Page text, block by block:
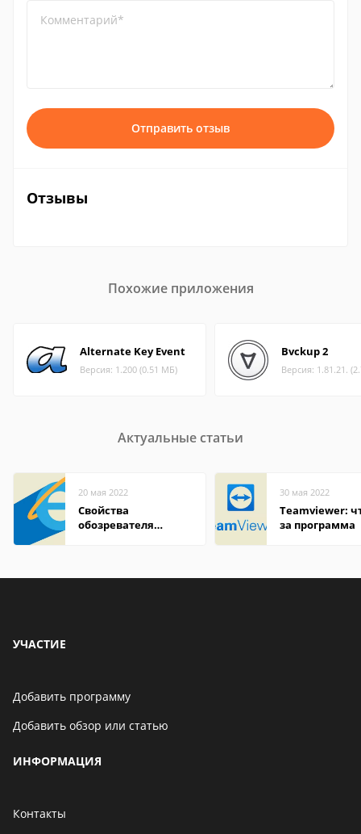
Комментарий*
Отправить отзыв
Отзывы
Похожие приложения
Alternate Key Event
Версия: 1.200 (0.51 МБ)
Bvckup 2
Версия: 1.81.21.
Актуальные статьи
20 мая 2022
Свойства
обозревателя
30 мая 2022
Teamviewer:
за программа
УЧАСТИЕ
Добавить программу
Добавить обзор или статью
ИНФОРМАЦИЯ
Контакты